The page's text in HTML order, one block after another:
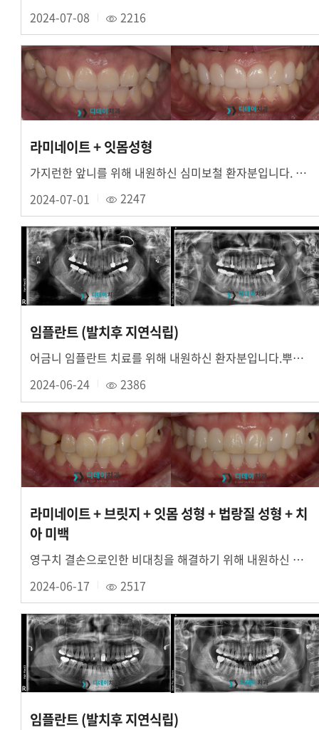
2024-07-08
2216
라미네이트 + 잇몸성형
가지런한 앞니를 위해 내원하신 심미보철 환자분입니다. 위 앞니 6개 치아 잇몸성형 후 라미....
2024-07-01
2247
임플란트 (발치후 지연식립)
어금니 임플란트 치료를 위해 내원하신 환자분입니다.뿌리끝 염증으로인해 치조골이 부족한 상태....
2024-06-24
2386
라미네이트 + 브릿지 + 잇몸 성형 + 법랑질 성형 + 치
아 미백
영구치 결손으로인한 비대칭을 해결하기 위해 내원하신 심미보철 환자분입니다. 상악 우측은 ....
2024-06-17
2517
임플란트 (발치후 지연식립)